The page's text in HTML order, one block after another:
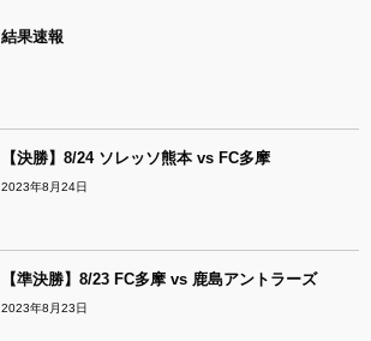
結果速報
【決勝】8/24 ソレッソ熊本 vs FC多摩
2023年8月24日
【準決勝】8/23 FC多摩 vs 鹿島アントラーズ
2023年8月23日